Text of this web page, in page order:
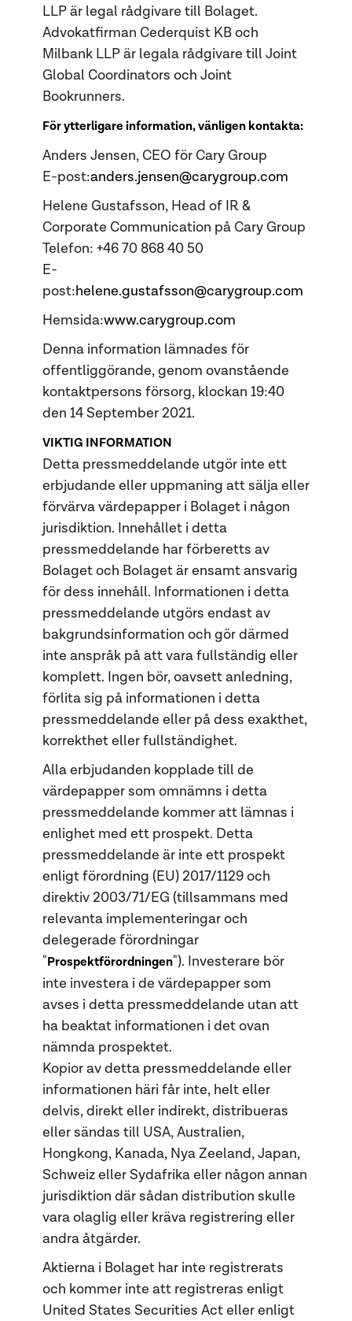
LLP är legal rådgivare till Bolaget.
Advokatfirman Cederquist KB och
Milbank LLP är legala rådgivare till Joint
Global Coordinators och Joint
Bookrunners.
För ytterligare information, vänligen kontakta:
Anders Jensen, CEO för Cary Group
E-post:anders.jensen@carygroup.com
Helene Gustafsson, Head of IR &
Corporate Communication på Cary Group
Telefon: +46 70 868 40 50
E-
post:helene.gustafsson@carygroup.com
Hemsida:www.carygroup.com
Denna information lämnades för
offentliggörande, genom ovanstående
kontaktpersons försorg, klockan 19:40
den 14 September 2021.
VIKTIG INFORMATION
Detta pressmeddelande utgör inte ett
erbjudande eller uppmaning att sälja eller
förvärva värdepapper i Bolaget i någon
jurisdiktion. Innehållet i detta
pressmeddelande har förberetts av
Bolaget och Bolaget är ensamt ansvarig
för dess innehåll. Informationen i detta
pressmeddelande utgörs endast av
bakgrundsinformation och gör därmed
inte anspråk på att vara fullständig eller
komplett. Ingen bör, oavsett anledning,
förlita sig på informationen i detta
pressmeddelande eller på dess exakthet,
korrekthet eller fullständighet.
Alla erbjudanden kopplade till de
värdepapper som omnämns i detta
pressmeddelande kommer att lämnas i
enlighet med ett prospekt. Detta
pressmeddelande är inte ett prospekt
enligt förordning (EU) 2017/1129 och
direktiv 2003/71/EG (tillsammans med
relevanta implementeringar och
delegerade förordningar
"Prospektförordningen"). Investerare bör
inte investera i de värdepapper som
avses i detta pressmeddelande utan att
ha beaktat informationen i det ovan
nämnda prospektet.
Kopior av detta pressmeddelande eller
informationen häri får inte, helt eller
delvis, direkt eller indirekt, distribueras
eller sändas till USA, Australien,
Hongkong, Kanada, Nya Zeeland, Japan,
Schweiz eller Sydafrika eller någon annan
jurisdiktion där sådan distribution skulle
vara olaglig eller kräva registrering eller
andra åtgärder.
Aktierna i Bolaget har inte registrerats
och kommer inte att registreras enligt
United States Securities Act eller enligt